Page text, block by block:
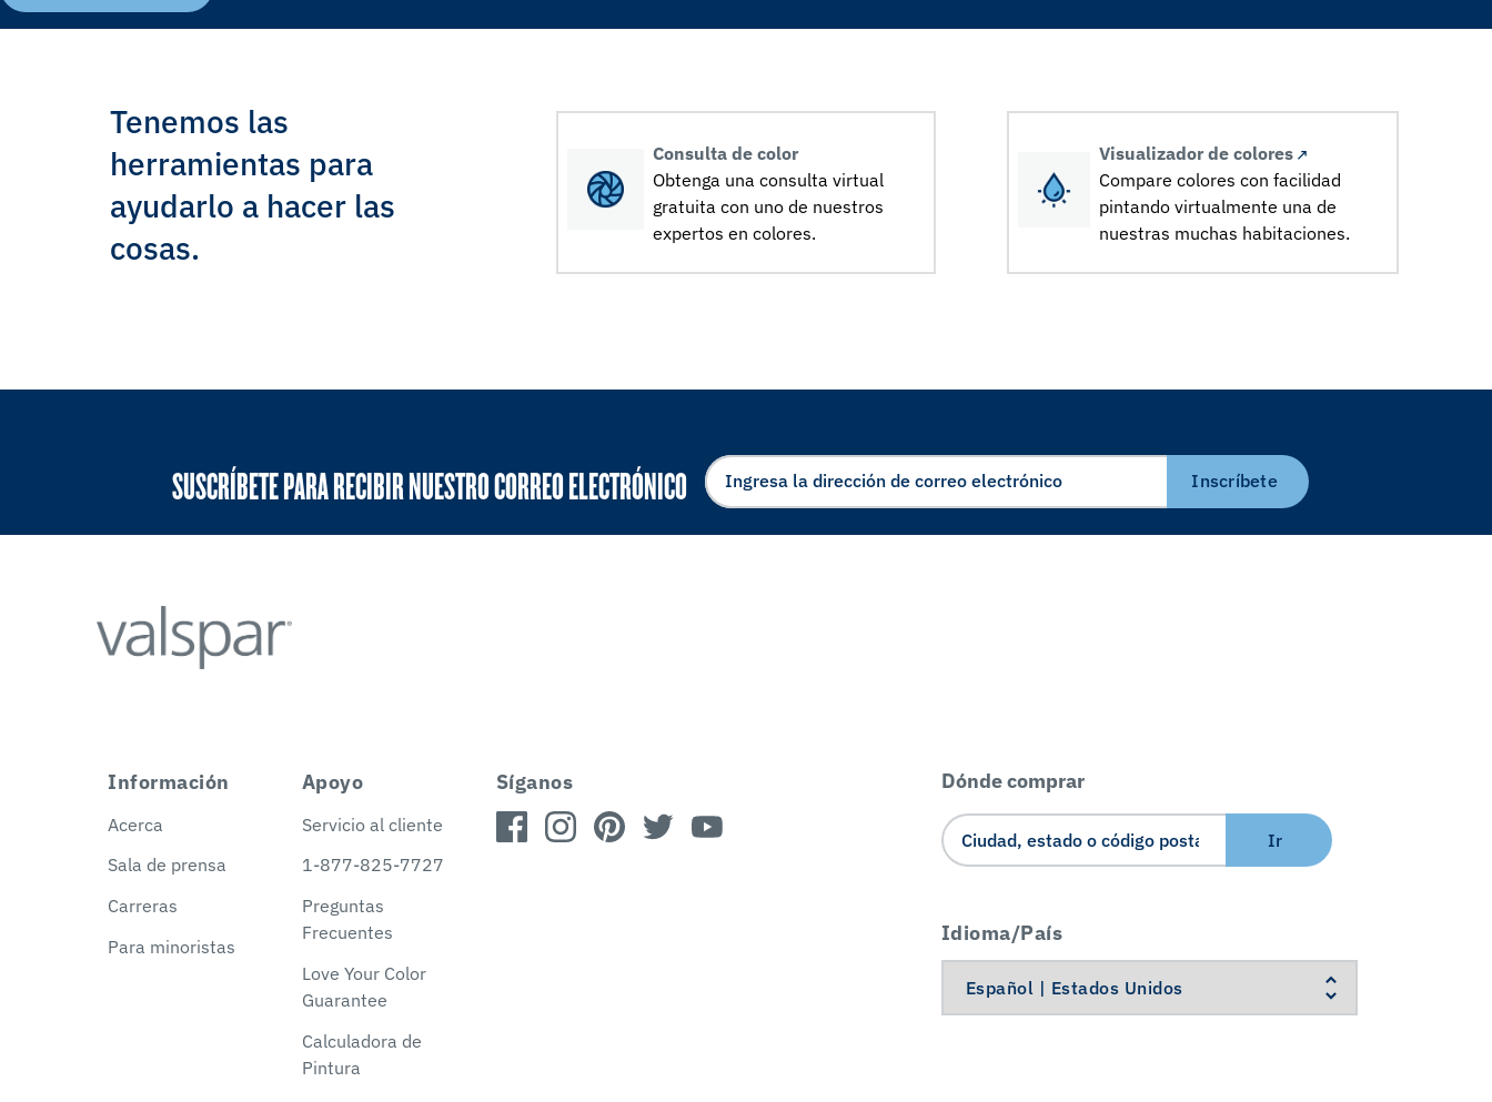
Tenemos las
herramientas para
ayudarlo a hacer las
cosas.
Consulta de color
Obtenga una consulta virtual
gratuita con uno de nuestros
expertos en colores.
Visualizador de colores
Compare colores con facilidad
pintando virtualmente una de
nuestras muchas habitaciones.
SUSCRÍBETE PARA RECIBIR NUESTRO CORREO ELECTRÓNICO Inscríbete
Información
Acerca
Sala de prensa
Carreras
Para minoristas
Apoyo
Servicio al cliente
1-877-825-7727
Preguntas
Frecuentes
Love Your Color
Guarantee
Calculadora de
Pintura
Síganos Dónde comprar
Ir
Idioma/País